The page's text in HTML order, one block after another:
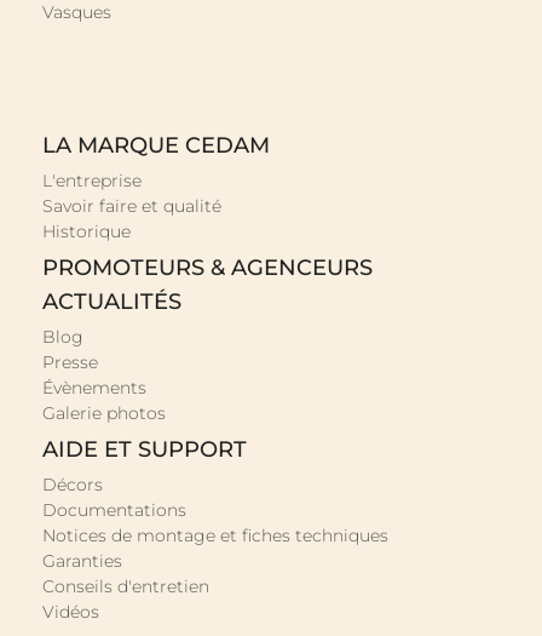
Vasques
LA MARQUE CEDAM
L'entreprise
Savoir faire et qualité
Historique
PROMOTEURS & AGENCEURS
ACTUALITÉS
Blog
Presse
Évènements
Galerie photos
AIDE ET SUPPORT
Décors
Documentations
Notices de montage et fiches techniques
Garanties
Conseils d'entretien
Vidéos